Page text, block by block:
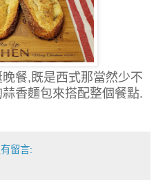
餐,既是西式那當然少不
香麵包來搭配整個餐點.
留言: